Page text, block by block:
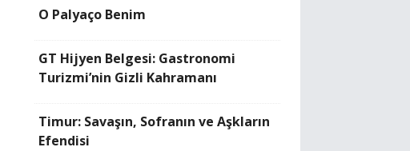
O Palyaço Benim
GT Hijyen Belgesi: Gastronomi
Turizmi’nin Gizli Kahramanı
Timur: Savaşın, Sofranın ve Aşkların
Efendisi